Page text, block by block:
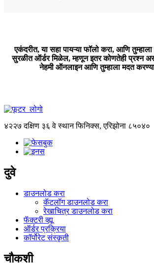
एकंदरीत, या सहा पायऱ्या फॉलो करा, आणि तुम्हाला
सुरळीत ऑर्डर मिळेल, म्हणून इतर कोणतेही प्रश्न
नेहमी ऑनलाइन आणि तुम्हाला मदत
४२२७ दक्षिण ३६ वे स्थान फिनिक्स, एरिझोना ८५०४०
दुवे
डाउनलोड करा
कॅटलॉग डाउनलोड करा
रेखाचित्र डाउनलोड करा
फॅक्टरी व्ह्यू
ऑर्डर प्रक्रिया
कॉर्पोरेट संस्कृती
चौकशी